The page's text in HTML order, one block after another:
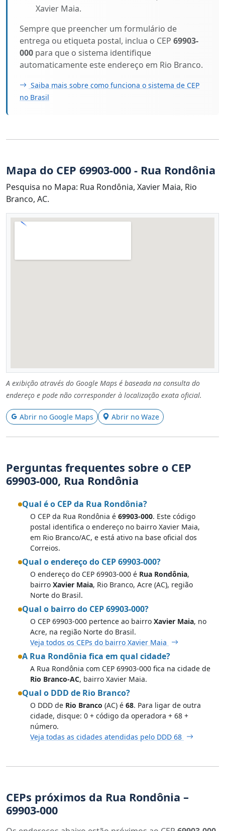
Xavier Maia.
Sempre que preencher um formulário de
entrega ou etiqueta postal, inclua o CEP 69903-
000 para que o sistema identifique
automaticamente este endereço em Rio Branco.
Saiba mais sobre como funciona o sistema de CEP
no Brasil
Mapa do CEP 69903-000 - Rua Rondônia
Pesquisa no Mapa: Rua Rondônia, Xavier Maia, Rio
Branco, AC.
A exibição através do Google Maps é baseada na consulta do
endereço e pode não corresponder à localização exata oficial.
Abrir no Google Maps Abrir no Waze
Perguntas frequentes sobre o CEP
69903-000, Rua Rondônia
Qual é o CEP da Rua Rondônia?
O CEP da Rua Rondônia é 69903-000. Este código
postal identifica o endereço no bairro Xavier Maia,
em Rio Branco/AC, e está ativo na base oficial dos
Correios.
Qual o endereço do CEP 69903-000?
O endereço do CEP 69903-000 é Rua Rondônia,
bairro Xavier Maia, Rio Branco, Acre (AC), região
Norte do Brasil.
Qual o bairro do CEP 69903-000?
O CEP 69903-000 pertence ao bairro Xavier Maia, no
Acre, na região Norte do Brasil.
Veja todos os CEPs do bairro Xavier Maia
A Rua Rondônia fica em qual cidade?
A Rua Rondônia com CEP 69903-000 fica na cidade de
Rio Branco-AC, bairro Xavier Maia.
Qual o DDD de Rio Branco?
O DDD de Rio Branco (AC) é 68. Para ligar de outra
cidade, disque: 0 + código da operadora + 68 +
número.
Veja todas as cidades atendidas pelo DDD 68
CEPs próximos da Rua Rondônia –
69903-000